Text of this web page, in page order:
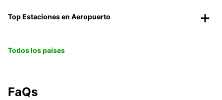
Top Estaciones en Aeropuerto
Todos los países
FaQs